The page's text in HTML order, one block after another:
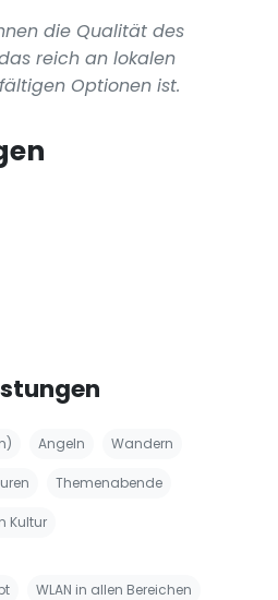
die Qualität des
reich an lokalen
Optionen ist.
Angeln Wandern
Themenabende
Kultur
WLAN in allen Bereichen